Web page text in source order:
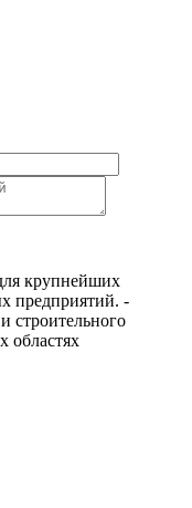
крупнейших
предприятий. -
строительного
областях